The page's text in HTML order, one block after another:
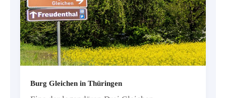
Burg Gleichen in Thüringen